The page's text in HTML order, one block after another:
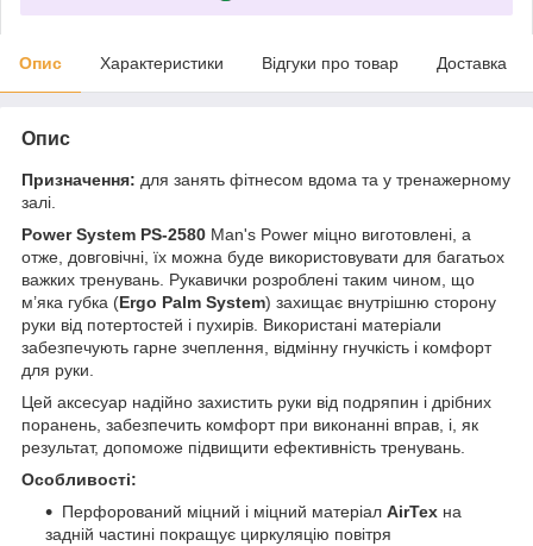
Опис Характеристики Відгуки про товар Доставка
Опис
Призначення: для занять фітнесом вдома та у тренажерному
залі.
Power System PS-2580 Man's Power міцно виготовлені, а
отже, довговічні, їх можна буде використовувати для багатьох
важких тренувань. Рукавички розроблені таким чином, що
м’яка губка (Ergo Palm System) захищає внутрішню сторону
руки від потертостей і пухирів. Використані матеріали
забезпечують гарне зчеплення, відмінну гнучкість і комфорт
для руки.
Цей аксесуар надійно захистить руки від подряпин і дрібних
поранень, забезпечить комфорт при виконанні вправ, і, як
результат, допоможе підвищити ефективність тренувань.
Особливості:
Перфорований міцний і міцний матеріал AirTex на
задній частині покращує циркуляцію повітря